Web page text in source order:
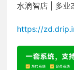
水滴智店 | 多业
https://